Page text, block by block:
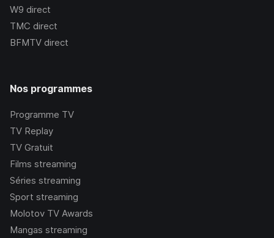
W9 direct
TMC direct
BFMTV direct
Nos programmes
Programme TV
TV Replay
TV Gratuit
Films streaming
Séries streaming
Sport streaming
Molotov TV Awards
Mangas streaming